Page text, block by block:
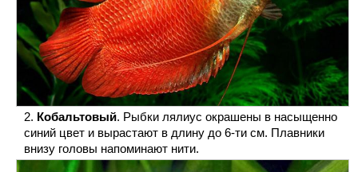
Кобальтовый. Рыбки лялиус окрашены в насыщенно
синий цвет и вырастают в длину до 6-ти см. Плавники
внизу головы напоминают нити.